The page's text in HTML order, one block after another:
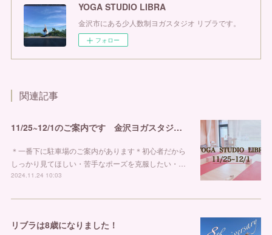
YOGA STUDIO LIBRA
金沢市にある少人数制ヨガスタジオ リブラです。
フォロー
関連記事
11/25~12/1のご案内です 金沢ヨガスタジオ リブラ
＊一番下に駐車場のご案内があります＊初心者だから
しっかり見てほしい・苦手なポーズを克服したい・…
2024.11.24 10:03
リブラは8歳になりました！